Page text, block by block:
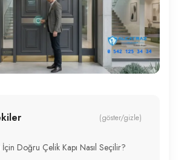
(göster/gizle)
Doğru Çelik Kapı Nasıl Seçilir?